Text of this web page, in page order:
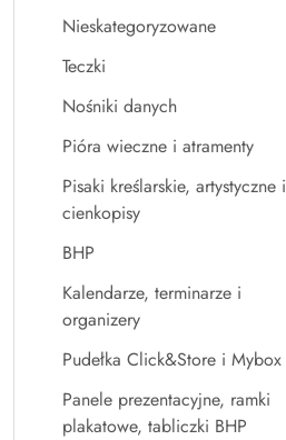
Nieskategoryzowane
Teczki
Nośniki danych
Pióra wieczne i atramenty
Pisaki kreślarskie, artystyczne i
cienkopisy
BHP
Kalendarze, terminarze i
organizery
Pudełka Click&Store i Mybox
Panele prezentacyjne, ramki
plakatowe, tabliczki BHP